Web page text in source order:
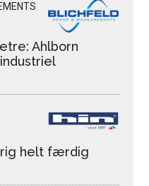
Ahlborn
helt færdig